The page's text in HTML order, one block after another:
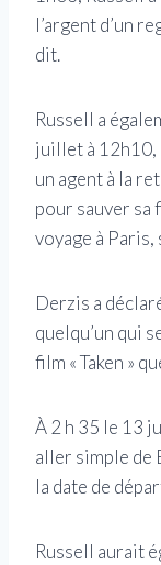
l’argent d’un
dit.
Russell a
juillet à 12h10,
un agent à la
pour sauver sa
voyage à
Derzis a
quelqu’un qui
film « Taken »
À 2 h 35 le 13
aller simple de
la date de
Russell aurait